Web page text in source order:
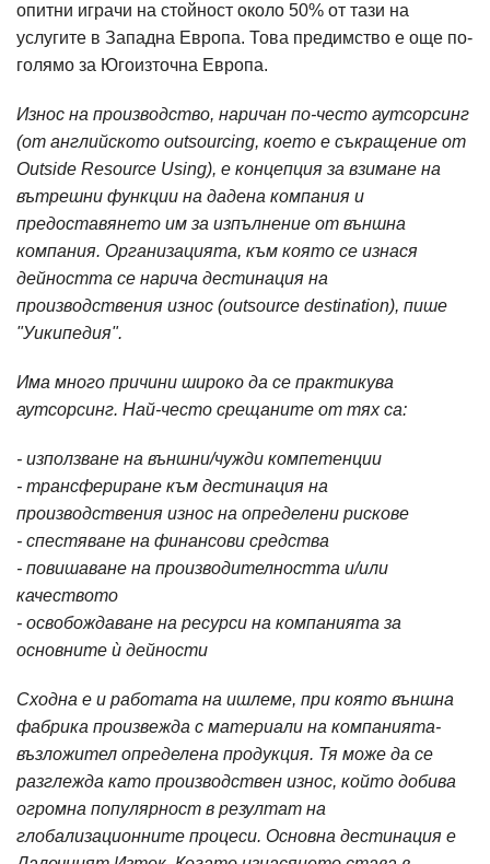
опитни играчи на стойност около 50% от тази на
услугите в Западна Европа. Това предимство е още по-
голямо за Югоизточна Европа.
Износ на производство, наричан по-често аутсорсинг
(от английското outsourcing, което е съкращение от
Outside Resource Using), е концепция за взимане на
вътрешни функции на дадена компания и
предоставянето им за изпълнение от външна
компания. Организацията, към която се изнася
дейността се нарича дестинация на
производствения износ (outsource destination), пише
"Уикипедия".
Има много причини широко да се практикува
аутсорсинг. Най-често срещаните от тях са:
- използване на външни/чужди компетенции
- трансфериране към дестинация на
производствения износ на определени рискове
- спестяване на финансови средства
- повишаване на производителността и/или
качеството
- освобождаване на ресурси на компанията за
основните ѝ дейности
Сходна е и работата на ишлеме, при която външна
фабрика произвежда с материали на компанията-
възложител определена продукция. Тя може да се
разглежда като производствен износ, който добива
огромна популярност в резултат на
глобализационните процеси. Основна дестинация е